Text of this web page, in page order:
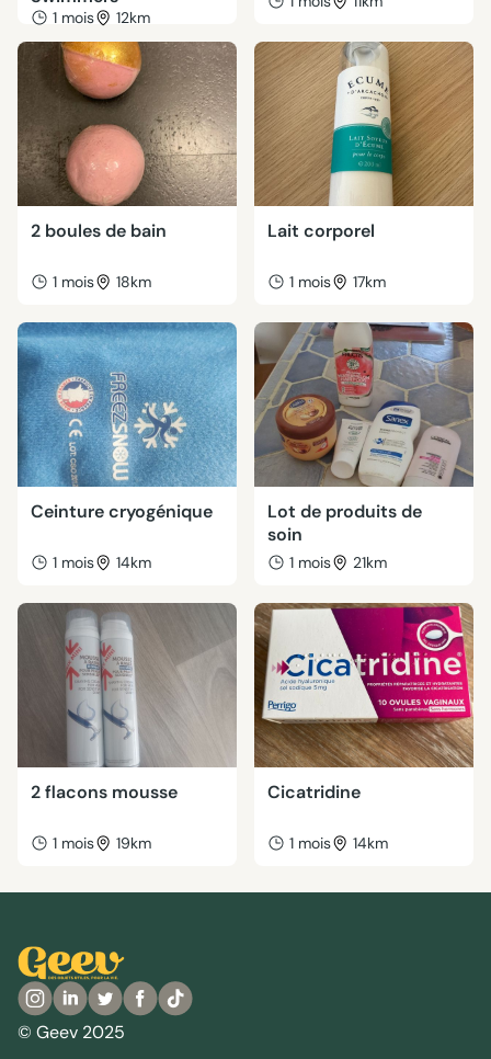
1 mois 12km
2 boules de bain
1 mois 18km
Lait corporel
1 mois 17km
Ceinture cryogénique
1 mois 14km
Lot de produits de
soin
1 mois 21km
2 flacons mousse
1 mois 19km
Cicatridine
1 mois 14km
© Geev 2025